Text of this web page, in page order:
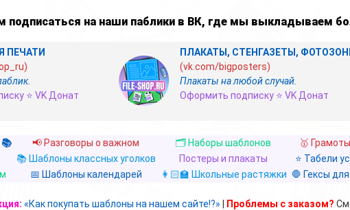
подписаться на наши паблики в ВК, где мы выкладываем
ПЕЧАТИ
⭐ VK Донат
ПЛАКАТЫ, СТЕНГАЗЕТЫ,
(vk.com/bigposters)
Плакаты на любой случай.
Оформить подписку ⭐ VK Донат
📢 Разговоры о важном 🗂️ Наборы шаблонов 🥇
📚 Шаблоны классных уголков Постеры и плакаты ⭐ Табели
📅 Шаблоны календарей 👩🏻‍🏫 Школьные растяжки 🛑 Гексы
«Как покупать шаблоны на нашем сайте!?» Проблемы с заказом?